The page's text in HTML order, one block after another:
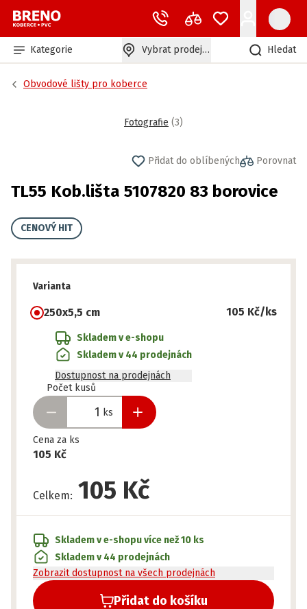
Kategorie Vybrat prodejnu Hledat
Obvodové lišty pro koberce
Fotografie (3)
Přidat do oblíbených Porovnat
TL55 Kob.lišta 5107820 83 borovice
CENOVÝ HIT
Varianta
250x5,5 cm 105 Kč/ks
Skladem v e-shopu
Skladem v 44 prodejnách
Dostupnost na prodejnách
Počet kusů
ks
Připraveno
Cena za ks
105 Kč
Celkem: 105 Kč
Přidat do košíku
Skladem v e-shopuvíce než 10 ks
Skladem v 44 prodejnách
Zobrazit dostupnost na všech prodejnách